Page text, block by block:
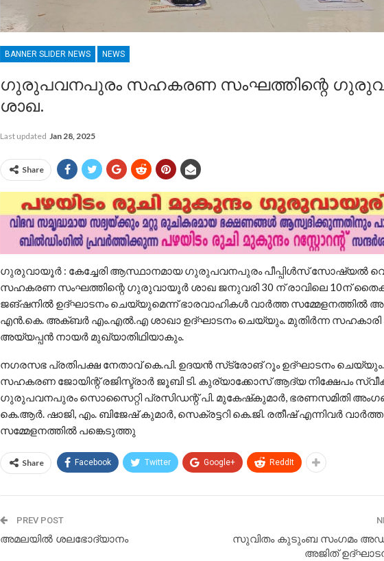
BANNER SLIDER NEWS NEWS
ഗുരുപവനപുരം സഹകരണ സംഘത്തിന്റെ
ശാഖ.
Last updated Jan 28, 2025
Share
ഗുരുവായൂർ : കേച്ചേരി ആസ്ഥാനമായ ഗുരുപവനപുരം പീപ്പിള്‍സ് സോഷ്യല്‍
സഹകരണ സംഘത്തിന്റെ ഗുരുവായൂര്‍ ശാഖ ജനുവരി 30 ന് രാവിലെ 10ന്
ജങ്ഷനില്‍ ഉദ്ഘാടനം ചെയ്യുമെന്ന് ഭാരവാഹികൾ വാര്‍ത്ത സമ്മേളനത്തില്‍
എന്‍.കെ. അക്ബര്‍ എം.എല്‍.എ ശാഖാ ഉദ്ഘാടനം ചെയ്യും. മുതിര്‍ന്ന
അയ്യപ്പന്‍ നായര്‍ മുഖ്യാതിഥിയാകും.
നഗരസഭ പ്രതിപക്ഷ നേതാവ് കെ.പി. ഉദയന്‍ സ്‌ട്രോങ് റൂം ഉദ്ഘാടനം ചെയ്യും.
സഹകരണ ജോയിന്റ് രജിസ്ട്രാര്‍ ജൂബി ടി. കുര്യാക്കോസ് ആദ്യ നിക്ഷേപം
ഗുരുപവനപുരം സൊസൈറ്റി പ്രസിഡന്റ് പി. മുകേഷ്‌കുമാര്‍, ഭരണസമിതി
കെ.ആര്‍. ഷാജി, എം. ബിജേഷ് കുമാര്‍, സെക്രട്ടറി കെ.ജി. രതീഷ് എന്നിവര്‍ വാര്‍ത്ത
സമ്മേളനത്തില്‍ പങ്കെടുത്തു
Share Facebook Twitter Google+ ReddIt
PREV POST
അമലയിൽ ശലഭോദ്യാനം
സുവിതം കുടുംബ സംഗമം
അജിത്